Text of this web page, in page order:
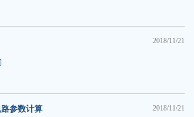
2018/11/21
2018/11/21
参数计算